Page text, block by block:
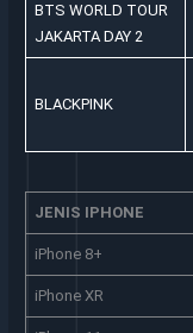
BTS WORLD TOUR
JAKARTA DAY 2
BLACKPINK
JENIS IPHONE
iPhone 8+
iPhone XR